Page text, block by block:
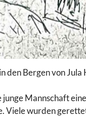
den Bergen von Jula
Mannschaft
Viele wurden